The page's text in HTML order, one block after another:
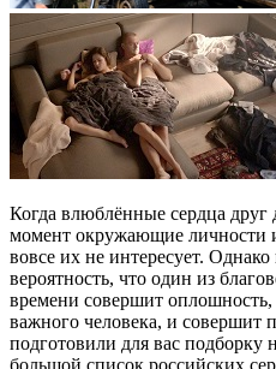
Когда влюблённые сердца друг
момент окружающие личности
вовсе их не интересует.
вероятность, что один из
времени совершит оплошность,
важного человека, и совершит
подготовили для вас подборку